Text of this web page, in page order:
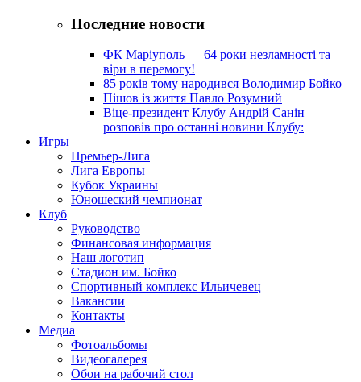
Последние новости
ФК Маріуполь — 64 роки незламності та
віри в перемогу!
85 років тому народився Володимир Бойко
Пішов із життя Павло Розумний
Віце-президент Клубу Андрій Санін
розповів про останні новини Клубу:
Игры
Премьер-Лига
Лига Европы
Кубок Украины
Юношеский чемпионат
Клуб
Руководство
Финансовая информация
Наш логотип
Стадион им. Бойко
Спортивный комплекс Ильичевец
Вакансии
Контакты
Медиа
Фотоальбомы
Видеогалерея
Обои на рабочий стол